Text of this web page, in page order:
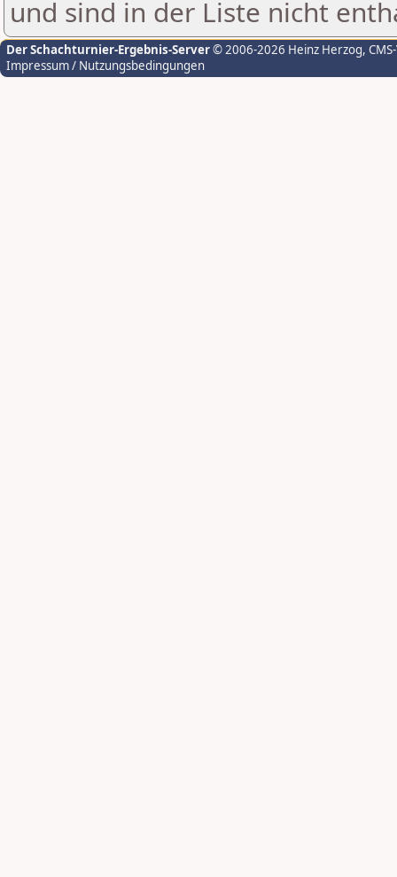
und sind in der Liste nicht
Der Schachturnier-Ergebnis-Server© 2006-2026 Heinz Herzog,
Impressum / Nutzungsbedingungen